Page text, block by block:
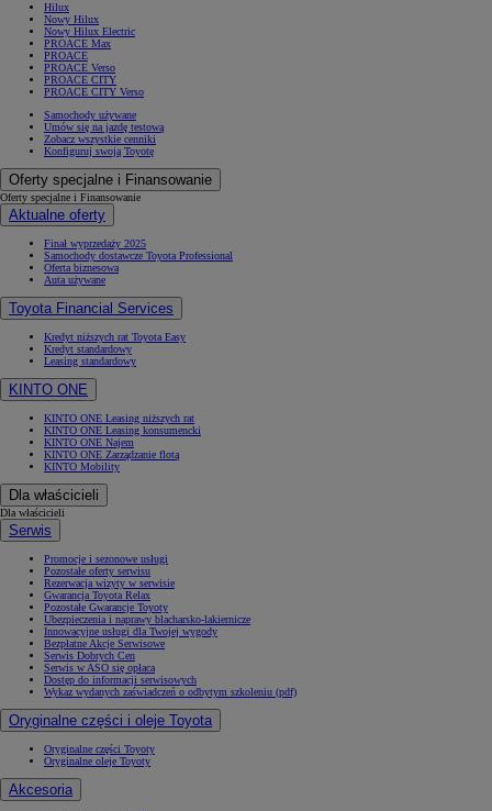
Hilux
Nowy Hilux
Nowy Hilux Electric
PROACE Max
PROACE
PROACE Verso
PROACE CITY
PROACE CITY Verso
Samochody używane
Umów się na jazdę testową
Zobacz wszystkie cenniki
Konfiguruj swoją Toyotę
Oferty specjalne i Finansowanie
Oferty specjalne i Finansowanie
Aktualne oferty
Finał wyprzedaży 2025
Samochody dostawcze Toyota Professional
Oferta biznesowa
Auta używane
Toyota Financial Services
Kredyt niższych rat Toyota Easy
Kredyt standardowy
Leasing standardowy
KINTO ONE
KINTO ONE Leasing niższych rat
KINTO ONE Leasing konsumencki
KINTO ONE Najem
KINTO ONE Zarządzanie flotą
KINTO Mobility
Dla właścicieli
Dla właścicieli
Serwis
Promocje i sezonowe usługi
Pozostałe oferty serwisu
Rezerwacja wizyty w serwisie
Gwarancja Toyota Relax
Pozostałe Gwarancje Toyoty
Ubezpieczenia i naprawy blacharsko-lakiernicze
Innowacyjne usługi dla Twojej wygody
Bezpłatne Akcje Serwisowe
Serwis Dobrych Cen
Serwis w ASO się opłaca
Dostęp do informacji serwisowych
Wykaz wydanych zaświadczeń o odbytym szkoleniu (pdf)
Oryginalne części i oleje Toyota
Oryginalne części Toyoty
Oryginalne oleje Toyoty
Akcesoria